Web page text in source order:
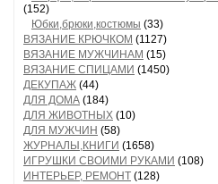
(152)
Юбки,брюки,костюмы (33)
ВЯЗАНИЕ КРЮЧКОМ (1127)
ВЯЗАНИЕ МУЖЧИНАМ (15)
ВЯЗАНИЕ СПИЦАМИ (1450)
ДЕКУПАЖ (44)
ДЛЯ ДОМА (184)
ДЛЯ ЖИВОТНЫХ (10)
ДЛЯ МУЖЧИН (58)
ЖУРНАЛЫ,КНИГИ (1658)
ИГРУШКИ СВОИМИ РУКАМИ (108)
ИНТЕРЬЕР, РЕМОНТ (128)